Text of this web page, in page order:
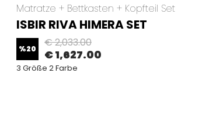
Matratze + Bettkasten + Kopfteil Set
ISBIR RIVA HIMERA SET
%20 € 2,033.00
€ 1,627.00
3 Größe 2 Farbe